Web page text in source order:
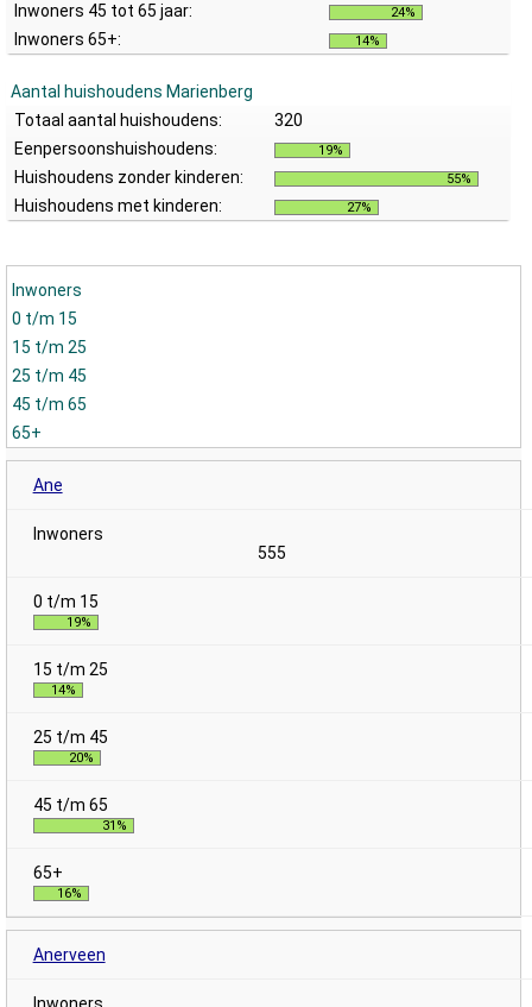
Inwoners 45 tot 65 jaar: 24%
Inwoners 65+: 14%
Aantal huishoudens Marienberg
Totaal aantal huishoudens:
320
Eenpersoonshuishoudens:
19%
Huishoudens zonder kinderen: 55%
Huishoudens met kinderen: 27%
Inwoners
0 t/m 15
15 t/m 25
25 t/m 45
45 t/m 65
65+
Ane
555
19%
14%
20%
31%
16%
Anerveen